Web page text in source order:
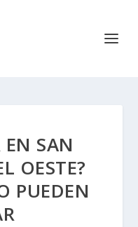
EN SAN
OESTE?
PUEDEN